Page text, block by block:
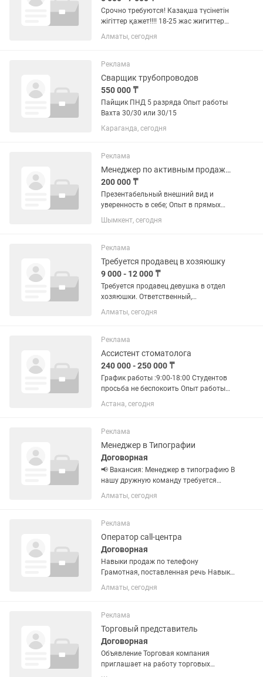
Срочно требуются! Казақша түсінетін
жігіттер қажет!!!! 18-25 жас жигиттер
кажет!!! 10кг-15 кг заттарды котере
алатын жигиттер кажет!!! 📌Упаковка и
работы не...
Алматы, сегодня
Реклама
Сварщик трубопроводов
550 000 ₸
Пайщик ПНД 5 разряда Опыт работы
Вахта 30/30 или 30/15
Караганда, сегодня
Реклама
Менеджер по активным продажам
200 000 ₸
Презентабельный внешний вид и
уверенность в себе; Опыт в прямых
продажах; Грамотная, убедительная
речь и умение слушать;
доброжелательность;
Целеустремленность, инициативность;
Шымкент, сегодня
Реклама
Требуется продавец в хозяюшку
9 000 - 12 000 ₸
Требуется продавец девушка в отдел
хозяюшки. Ответственный,
доброжелательный. Без вредных
привычек. Знание казахского и
звонить! Писать .
Алматы, сегодня
Реклама
Ассистент стоматолога
240 000 - 250 000 ₸
График работы :9:00-18:00 Студентов
просьба не беспокоить Опыт работы
важен Резюме не забывайте ваше
Астана, сегодня
Реклама
Менеджер в Типографии
Договорная
📢 Вакансия: Менеджер в типографию В
нашу дружную команду требуется
менеджер по работе с клиентами.
Обязанности: Обработка входящих
входящих звонков. ...
Алматы, сегодня
Реклама
Оператор call-центра
Договорная
Навыки продаж по телефону
Грамотная, поставленная речь Навыки
работы с CRM (научим) Навыки
отправки писем и коммерческих
данными Умение работать с
возражениями Навык...
Алматы, сегодня
Реклама
Торговый представитель
Договорная
Объявление Торговая компания
приглашает на работу торговых
представителей. Требования: